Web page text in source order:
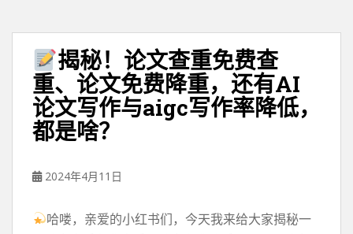
揭秘！论文查重免费查
重、论文免费降重，还有AI
论文写作与aigc写作率降低，
都是啥？
2024年4月11日
哈喽，亲爱的小红书们，今天我来给大家揭秘一